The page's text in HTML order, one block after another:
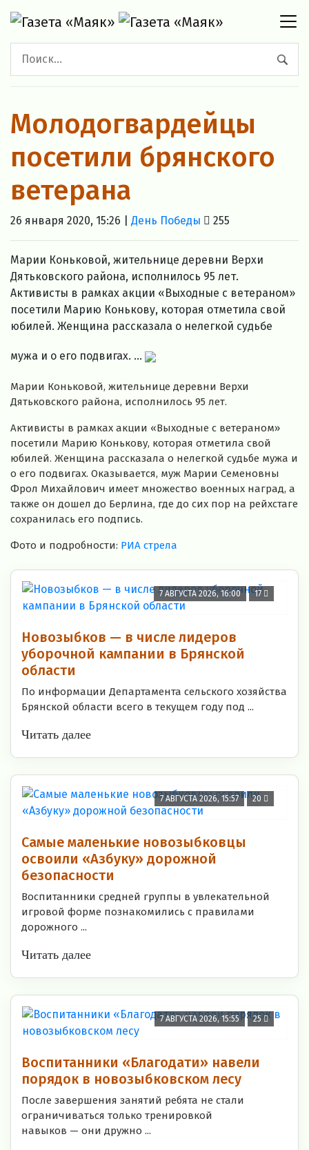
Молодогвардейцы
посетили брянского
ветерана
26 января 2020, 15:26 | День Победы 255
Марии Коньковой, жительнице деревни Верхи
Дятьковского района, исполнилось 95 лет.
Активисты в рамках акции «Выходные с ветераном»
посетили Марию Конькову, которая отметила свой
юбилей. Женщина рассказала о нелегкой судьбе
мужа и о его подвигах. ...
Марии Коньковой, жительнице деревни Верхи
Дятьковского района, исполнилось 95 лет.
Активисты в рамках акции «Выходные с ветераном»
посетили Марию Конькову, которая отметила свой
юбилей. Женщина рассказала о нелегкой судьбе мужа и
о его подвигах. Оказывается, муж Марии Семеновны
Фрол Михайлович имеет множество военных наград, а
также он дошел до Берлина, где до сих пор на рейхстаге
сохранилась его подпись.
Фото и подробности: РИА стрела
7 АВГУСТА 2026, 16:00 17
Новозыбков — в числе лидеров
уборочной кампании в Брянской
области
По информации Департамента сельского хозяйства
Брянской области всего в текущем году под ...
Читать далее
7 АВГУСТА 2026, 15:57 20
Самые маленькие новозыбковцы
освоили «Азбуку» дорожной
безопасности
Воспитанники средней группы в увлекательной
игровой форме познакомились с правилами
дорожного ...
Читать далее
7 АВГУСТА 2026, 15:55 25
Воспитанники «Благодати» навели
порядок в новозыбковском лесу
После завершения занятий ребята не стали
ограничиваться только тренировкой
навыков — они дружно ...